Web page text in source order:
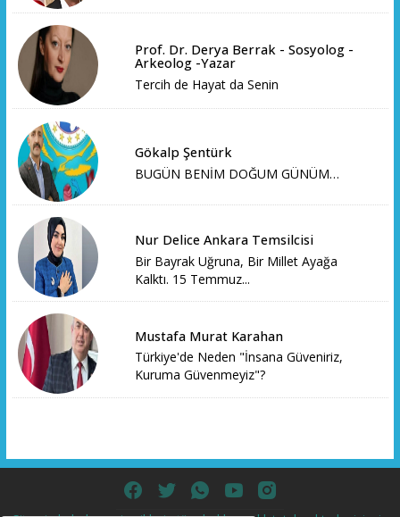
Prof. Dr. Derya Berrak - Sosyolog -
Arkeolog -Yazar
Tercih de Hayat da Senin
Gökalp Şentürk
BUGÜN BENİM DOĞUM GÜNÜM…
Nur Delice Ankara Temsilcisi
Bir Bayrak Uğruna, Bir Millet Ayağa
Kalktı. 15 Temmuz...
Mustafa Murat Karahan
Türkiye'de Neden "İnsana Güveniriz,
Kuruma Güvenmeyiz"?